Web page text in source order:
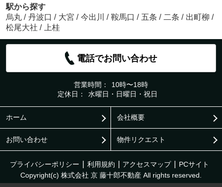
駅から探す
烏丸 / 丹波口 / 大宮 / 今出川 / 鞍馬口 / 五条 / 二条 / 出町柳 /
松尾大社 / 上桂
電話でお問い合わせ
営業時間：
10時〜18時
定休日：
水曜日・日曜日・祝日
ホーム 会社概要
お問い合わせ 物件リクエスト
プライバシーポリシー 利用規約 アクセスマップ
PCサイト
Copyright(c) 株式会社 京 藤十郎不動産 All rights reserved.